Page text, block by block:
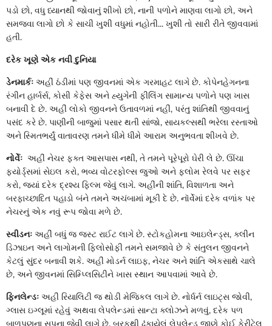
પડો છો, વધુ ધ્યાનથી જોવાનું શીખો છો, નાની પળોને માણવા લાગો છો, અને
સમજવા લાગો છો કે સાચી ખુશી વધુમાં નહોતી... ખુશી તો સારી રીતે જીવવામાં
હતી.
દરેક ખૂણે એક નવી દુનિયા
ડેનમાર્કઃ અહીં ઠંડીમાં પણ જીવનમાં એક ગરમાહટ લાગે છે. કોપેનહેગનના
રંગીન હાર્બર્સ, કોસી કેફેસ અને હ્યુગેની ફીલિંગ સામાન્ય પળોને પણ ખાસ
બનાવી દે છે. અહીં લોકો જીવનને ઉતાવળમાં નહીં, પરંતુ શાંતિથી જીવવાનું
પસંદ કરે છે. પાણીની બાજુમાં પસાર થતી સાંજો, સાયકલ્સથી ભરેલા રસ્તાઓ
અને સ્મિતભર્યું વાતાવરણ તમને ધીમે ધીમે આરામ અનુભવતા શીખવે છે.
નોર્વેઃ અહીં નેચર ફક્ત આસપાસ નથી, તે તમને પૂરેપૂરો ઘેરી લે છે. ઊંચા
ફ્યોર્ડ્સમાં સેઇલ કરો, ભવ્ય વોટરફોલ્સ જુઓ અને ફ્લોમ રેલવે પર સફર
કરો, જ્યાં દરેક દ્રશ્ય ફિલ્મ જેવું લાગે. અહીંની શાંતિ, વિશાળતા અને
બરફાચ્છાદિત પહાડો બંને તમને અચંબામાં મૂકી દે છે. નૉર્વેમાં દરેક વળાંક પર
નેચરનું એક નવું રૂપ જોવા મળે છે.
સ્વીડનઃ અહીં બધું જ જસ્ટ રાઈટ લાગે છે. સ્ટોકહોમના આઇલેન્ડ્સ, ક્લીન
ડિઝાઇન અને લાગોમની ફિલોસોફી તમને સમજાવે છે કે સંતુલન જીવનને
કેટલું સુંદર બનાવી શકે. અહીં મોડર્ન લાઇફ, નેચર અને શાંતિ એકસાથે ચાલે
છે, અને જીવનમાં સિમ્પ્લિસિટીને ખાસ સ્થાન આપવામાં આવે છે.
ફિનલેન્ડઃ અહીં રિયાલિટી જ થોડી મેજિકલ લાગે છે. નોર્ધર્ન લાઇટ્સ જોવી,
ગ્લાસ ઇગ્લૂમાં રહેવું અથવા લેપલેન્ડમાં સાન્ટા ક્લોઝને મળવું, દરેક પળ
બાળપણના સપના જેવી લાગે છે. બરફથી ઢંકાયેલું લેપલેન્ડ જાણે કોઈ ફેરીટેલ